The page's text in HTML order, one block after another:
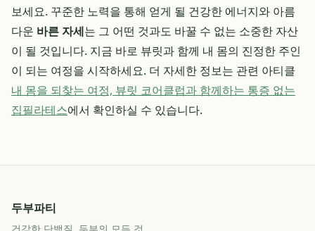
보세요. 꾸준한 노력을 통해 얻게 될 건강한 에너지와 아름
다운 바른 자세는 그 어떤 것과도 바꿀 수 없는 소중한 자산
이 될 것입니다. 지금 바로 뷰릿과 함께 내 몸의 진정한 주인
이 되는 여정을 시작하세요. 더 자세한 정보는 관련 아티클
내 몸을 되찾는 여정, 뷰릿 코어클럽과 함께하는 통증 없는
집필라테스에서 확인하실 수 있습니다.
두부파티